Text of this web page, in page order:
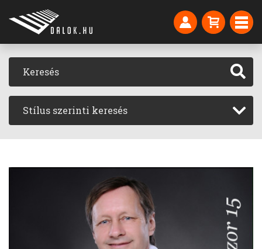
Stílus szerinti keresés